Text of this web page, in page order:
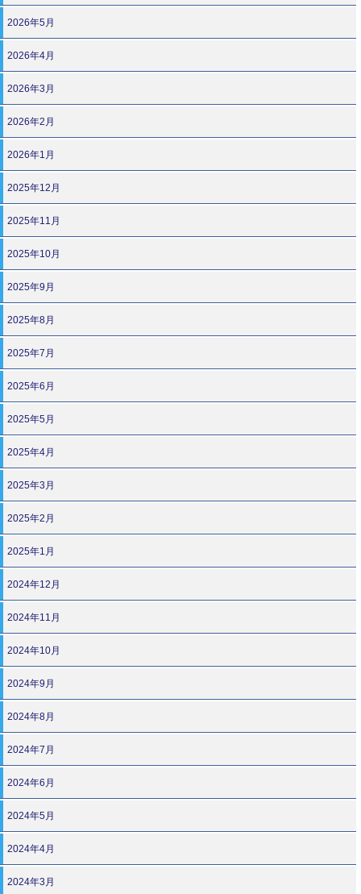
2026年5月
2026年4月
2026年3月
2026年2月
2026年1月
2025年12月
2025年11月
2025年10月
2025年9月
2025年8月
2025年7月
2025年6月
2025年5月
2025年4月
2025年3月
2025年2月
2025年1月
2024年12月
2024年11月
2024年10月
2024年9月
2024年8月
2024年7月
2024年6月
2024年5月
2024年4月
2024年3月